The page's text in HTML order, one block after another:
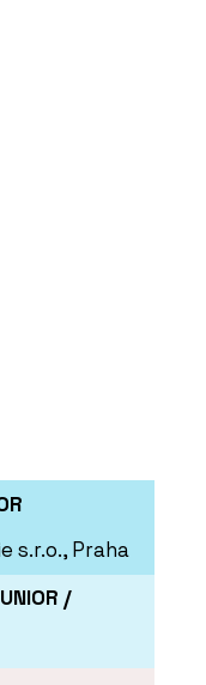
s.r.o., Praha
/